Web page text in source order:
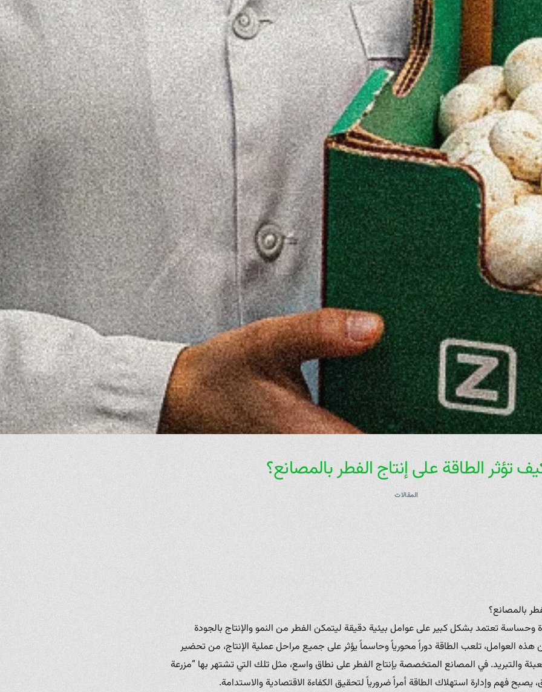
تؤثر الطاقة على إنتاج الفطر بالمصانع؟
المقالات
بالمصانع؟
وحساسة تعتمد بشكل كبير على عوامل بيئية دقيقة ليتمكن الفطر من النمو والإنتاج بالجودة
هذه العوامل، تلعب الطاقة دوراً محورياً وحاسماً يؤثر على جميع مراحل عملية الإنتاج، من تحضير
والتبريد. في المصانع المتخصصة بإنتاج الفطر على نطاق واسع، مثل تلك التي تشتهر بها “مزرعة
يصبح فهم وإدارة استهلاك الطاقة أمراً ضرورياً لتحقيق الكفاءة الاقتصادية والاستدامة.